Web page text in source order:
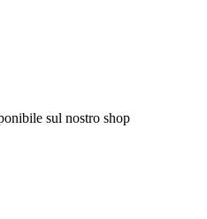
sul nostro shop